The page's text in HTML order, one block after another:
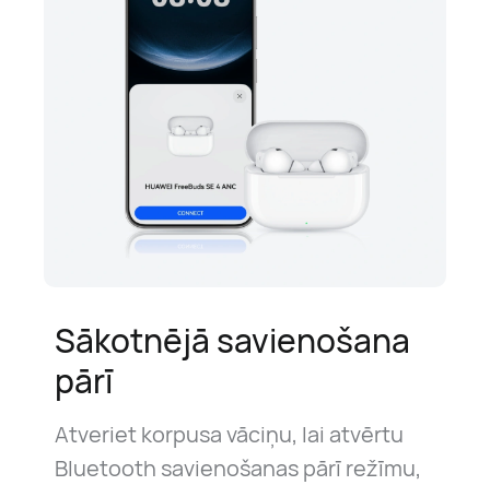
Sākotnējā savienošana
pārī
Atveriet korpusa vāciņu, lai atvērtu
Bluetooth savienošanas pārī režīmu,